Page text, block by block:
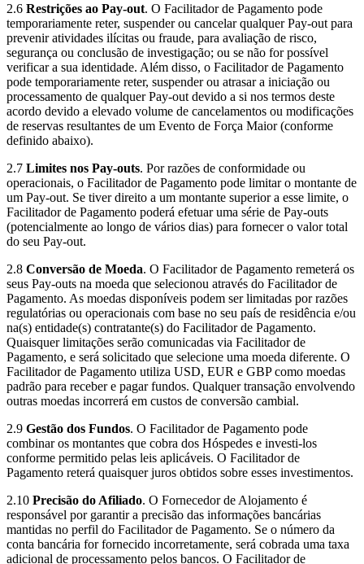
2.6 Restrições ao Pay-out. O Facilitador de Pagamento pode
temporariamente reter, suspender ou cancelar qualquer Pay-out para
prevenir atividades ilícitas ou fraude, para avaliação de risco,
segurança ou conclusão de investigação; ou se não for possível
verificar a sua identidade. Além disso, o Facilitador de Pagamento
pode temporariamente reter, suspender ou atrasar a iniciação ou
processamento de qualquer Pay-out devido a si nos termos deste
acordo devido a elevado volume de cancelamentos ou modificações
de reservas resultantes de um Evento de Força Maior (conforme
definido abaixo).
2.7 Limites nos Pay-outs. Por razões de conformidade ou
operacionais, o Facilitador de Pagamento pode limitar o montante de
um Pay-out. Se tiver direito a um montante superior a esse limite, o
Facilitador de Pagamento poderá efetuar uma série de Pay-outs
(potencialmente ao longo de vários dias) para fornecer o valor total
do seu Pay-out.
2.8 Conversão de Moeda. O Facilitador de Pagamento remeterá os
seus Pay-outs na moeda que selecionou através do Facilitador de
Pagamento. As moedas disponíveis podem ser limitadas por razões
regulatórias ou operacionais com base no seu país de residência e/ou
na(s) entidade(s) contratante(s) do Facilitador de Pagamento.
Quaisquer limitações serão comunicadas via Facilitador de
Pagamento, e será solicitado que selecione uma moeda diferente. O
Facilitador de Pagamento utiliza USD, EUR e GBP como moedas
padrão para receber e pagar fundos. Qualquer transação envolvendo
outras moedas incorrerá em custos de conversão cambial.
2.9 Gestão dos Fundos. O Facilitador de Pagamento pode
combinar os montantes que cobra dos Hóspedes e investi-los
conforme permitido pelas leis aplicáveis. O Facilitador de
Pagamento reterá quaisquer juros obtidos sobre esses investimentos.
2.10 Precisão do Afiliado. O Fornecedor de Alojamento é
responsável por garantir a precisão das informações bancárias
mantidas no perfil do Facilitador de Pagamento. Se o número da
conta bancária for fornecido incorretamente, será cobrada uma taxa
adicional de processamento pelos bancos. O Facilitador de